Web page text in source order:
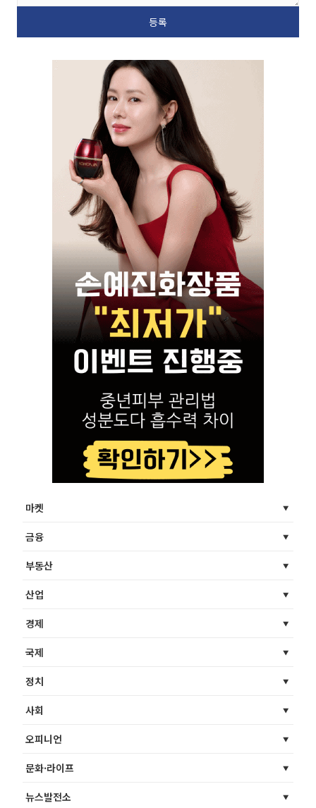
마켓
금융
부동산
산업
경제
국제
정치
사회
오피니언
문화·라이프
뉴스발전소